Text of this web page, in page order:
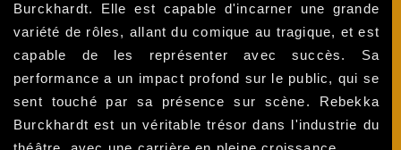
Burckhardt. Elle est capable d'incarner une grande
variété de rôles, allant du comique au tragique, et est
capable de les représenter avec succès. Sa
performance a un impact profond sur le public, qui se
sent touché par sa présence sur scène. Rebekka
Burckhardt est un véritable trésor dans l'industrie du